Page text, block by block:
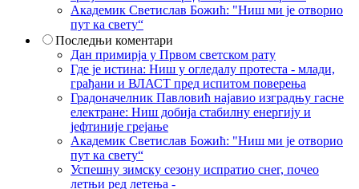
Академик Светислав Божић: "Ниш ми је отворио
пут ка свету“
Последњи коментари
Дан примирја у Првом светском рату
Где је истина: Ниш у огледалу протеста - млади,
грађани и ВЛАСТ пред испитом поверења
Градоначелник Павловић најавио изградњу гасне
електране: Ниш добија стабилну енергију и
јефтиније грејање
Академик Светислав Божић: "Ниш ми је отворио
пут ка свету“
Успешну зимску сезону испратио снег, почео
летњи ред летења -